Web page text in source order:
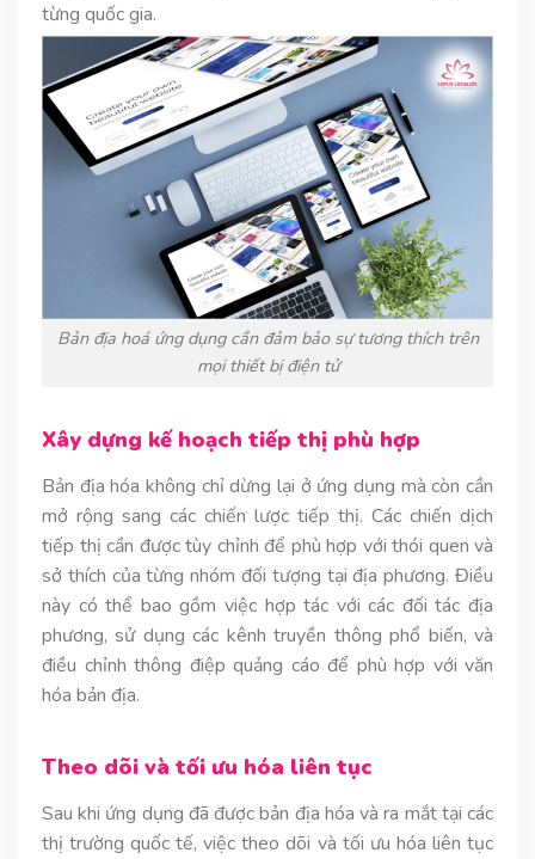
từng quốc gia.
Bản địa hoá ứng dụng cần đảm bảo sự tương thích trên
mọi thiết bị điện tử
Xây dựng kế hoạch tiếp thị phù hợp
Bản địa hóa không chỉ dừng lại ở ứng dụng mà còn cần
mở rộng sang các chiến lược tiếp thị. Các chiến dịch
tiếp thị cần được tùy chỉnh để phù hợp với thói quen và
sở thích của từng nhóm đối tượng tại địa phương. Điều
này có thể bao gồm việc hợp tác với các đối tác địa
phương, sử dụng các kênh truyền thông phổ biến, và
điều chỉnh thông điệp quảng cáo để phù hợp với văn
hóa bản địa.
Theo dõi và tối ưu hóa liên tục
Sau khi ứng dụng đã được bản địa hóa và ra mắt tại các
thị trường quốc tế, việc theo dõi và tối ưu hóa liên tục